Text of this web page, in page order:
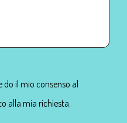
il mio consenso al
alla mia richiesta.